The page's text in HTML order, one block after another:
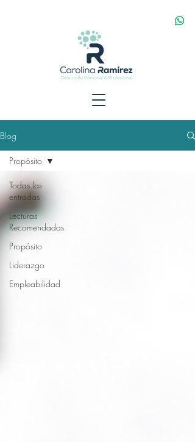
Blog
Todas las
entradas
Lecturas
Recomendadas
Propósito
Liderazgo
Empleabilidad
Propósito